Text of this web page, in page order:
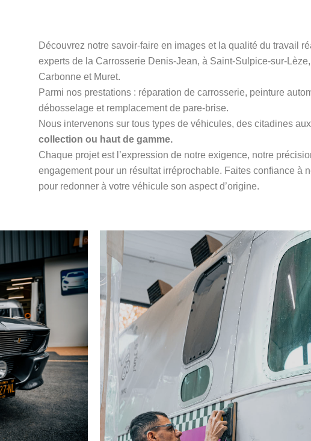
Découvrez notre savoir-faire en images et la qualité du travail
experts de la Carrosserie Denis-Jean, à Saint-Sulpice-sur-
Carbonne et Muret.
Parmi nos prestations : réparation de carrosserie, peinture
débosselage et remplacement de pare-brise.
Nous intervenons sur tous types de véhicules, des citadines
collection ou haut de gamme.
Chaque projet est l’expression de notre exigence, notre
engagement pour un résultat irréprochable. Faites confiance à
pour redonner à votre véhicule son aspect d’origine.